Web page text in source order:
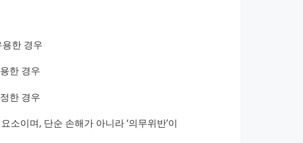
한 경우
한 경우
한 경우
이며, 단순 손해가 아니라 ‘의무위반’이